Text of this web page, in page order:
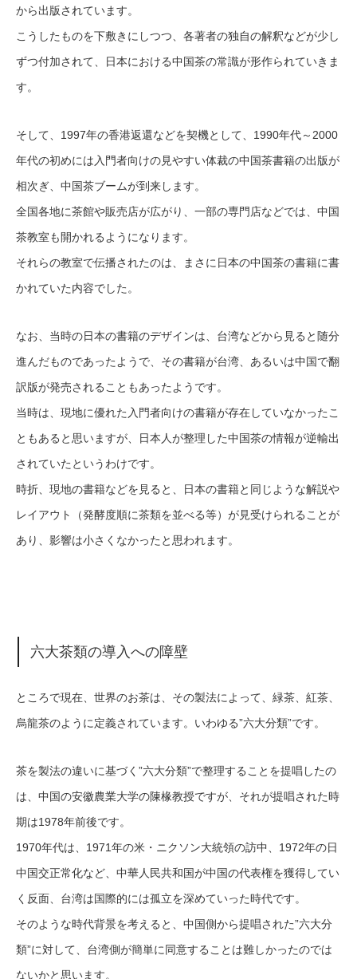
から出版されています。
こうしたものを下敷きにしつつ、各著者の独自の解釈などが少し
ずつ付加されて、日本における中国茶の常識が形作られていきま
す。
そして、1997年の香港返還などを契機として、1990年代～2000
年代の初めには入門者向けの見やすい体裁の中国茶書籍の出版が
相次ぎ、中国茶ブームが到来します。
全国各地に茶館や販売店が広がり、一部の専門店などでは、中国
茶教室も開かれるようになります。
それらの教室で伝播されたのは、まさに日本の中国茶の書籍に書
かれていた内容でした。
なお、当時の日本の書籍のデザインは、台湾などから見ると随分
進んだものであったようで、その書籍が台湾、あるいは中国で翻
訳版が発売されることもあったようです。
当時は、現地に優れた入門者向けの書籍が存在していなかったこ
ともあると思いますが、日本人が整理した中国茶の情報が逆輸出
されていたというわけです。
時折、現地の書籍などを見ると、日本の書籍と同じような解説や
レイアウト（発酵度順に茶類を並べる等）が見受けられることが
あり、影響は小さくなかったと思われます。
六大茶類の導入への障壁
ところで現在、世界のお茶は、その製法によって、緑茶、紅茶、
烏龍茶のように定義されています。いわゆる”六大分類”です。
茶を製法の違いに基づく”六大分類”で整理することを提唱したの
は、中国の安徽農業大学の陳椽教授ですが、それが提唱された時
期は1978年前後です。
1970年代は、1971年の米・ニクソン大統領の訪中、1972年の日
中国交正常化など、中華人民共和国が中国の代表権を獲得してい
く反面、台湾は国際的には孤立を深めていった時代です。
そのような時代背景を考えると、中国側から提唱された”六大分
類”に対して、台湾側が簡単に同意することは難しかったのでは
ないかと思います。